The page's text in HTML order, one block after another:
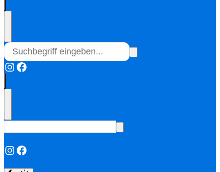
Instagram
Facebook
Instagram
Facebook